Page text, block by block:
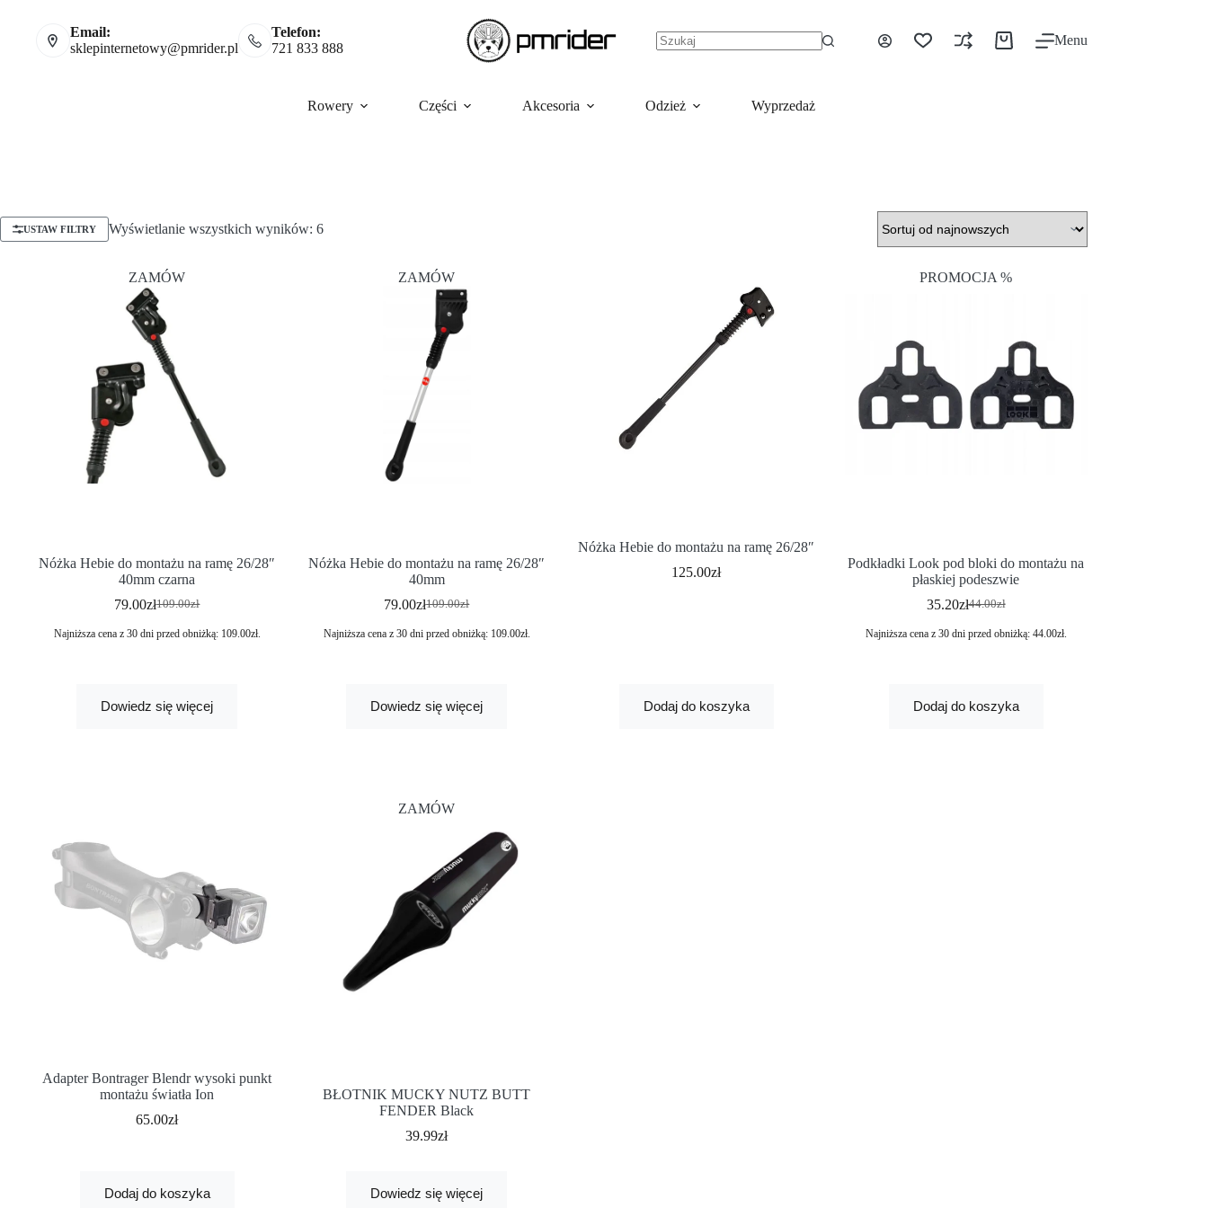
Email:
sklepinternetowy@pmrider.pl
Telefon:
721 833 888
Menu
Rowery Części Akcesoria Odzież Wyprzedaż
USTAW FILTRY Wyświetlanie wszystkich wyników: 6
ZAMÓW
Nóżka Hebie do montażu na ramę 26/28″
40mm czarna
109.00zł
79.00zł
Najniższa cena z 30 dni przed obniżką: 109.00zł.
Dowiedz się więcej
ZAMÓW
Nóżka Hebie do montażu na ramę 26/28″
40mm
109.00zł
79.00zł
Najniższa cena z 30 dni przed obniżką: 109.00zł.
Dowiedz się więcej
Nóżka Hebie do montażu na ramę 26/28″
125.00zł
Dodaj do koszyka
PROMOCJA %
Podkładki Look pod bloki do montażu na
płaskiej podeszwie
44.00zł
35.20zł
Najniższa cena z 30 dni przed obniżką: 44.00zł.
Dodaj do koszyka
Adapter Bontrager Blendr wysoki punkt
montażu światła Ion
65.00zł
Dodaj do koszyka
ZAMÓW
BŁOTNIK MUCKY NUTZ BUTT
FENDER Black
39.99zł
Dowiedz się więcej